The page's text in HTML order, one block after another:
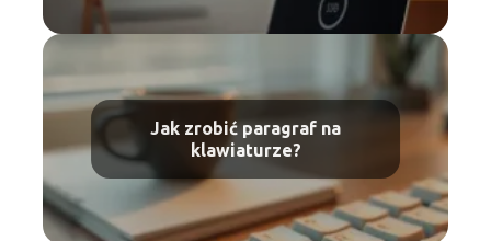
Jak zrobić paragraf na
klawiaturze?